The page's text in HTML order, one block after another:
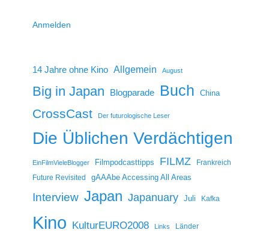
Anmelden
14 Jahre ohne Kino Allgemein August
Big in Japan Blogparade Buch China
CrossCast Der futurologische Leser
Die Üblichen Verdächtigen
EinFilmVieleBlogger Filmpodcasttipps FILMZ
Frankreich
Future Revisited
gAAAbe Accessing All Areas
Interview Japan Japanuary Juli Kafka
Kino KulturEURO2008 Links Länder